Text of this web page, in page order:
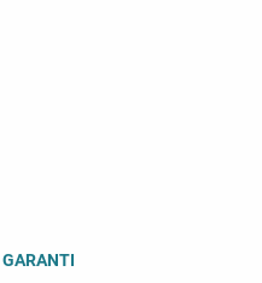
sulle Problematiche del
GARANTI